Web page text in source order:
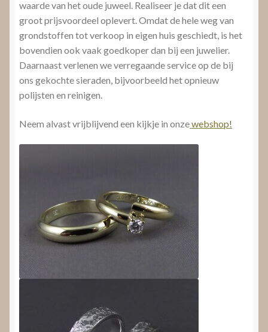
waarde van het oude juweel. Realiseer je dat dit een
groot prijsvoordeel oplevert. Omdat de hele weg van
grondstoffen tot verkoop in eigen huis geschiedt, is het
bovendien ook vaak goedkoper dan bij een juwelier.
Daarnaast verlenen we verregaande service op de bij
ons gekochte sieraden, bijvoorbeeld het opnieuw
polijsten en reinigen.
Neem alvast vrijblijvend een kijkje in onzewebshop!